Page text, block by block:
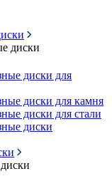
диски
диски для
диски для камня
диски для стали
диски